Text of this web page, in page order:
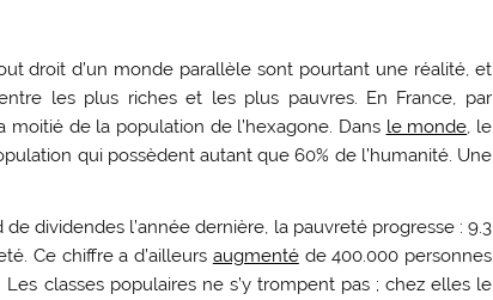
droit d’un monde parallèle sont pourtant une réalité, et
les plus riches et les plus pauvres. En France, par
de la population de l’hexagone. Dans le monde, le
qui possèdent autant que 60% de l’humanité. Une
de dividendes l’année dernière, la pauvreté progresse : 9.3
Ce chiffre a d’ailleurs augmentéde 400.000 personnes
classes populaires ne s’y trompent pas ; chez elles le